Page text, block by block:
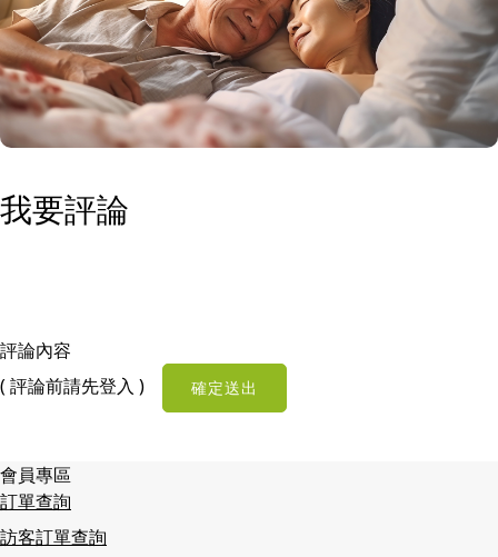
我要評論
評論內容
( 評論前請先登入 ) 確定送出
會員專區
訂單查詢
訪客訂單查詢